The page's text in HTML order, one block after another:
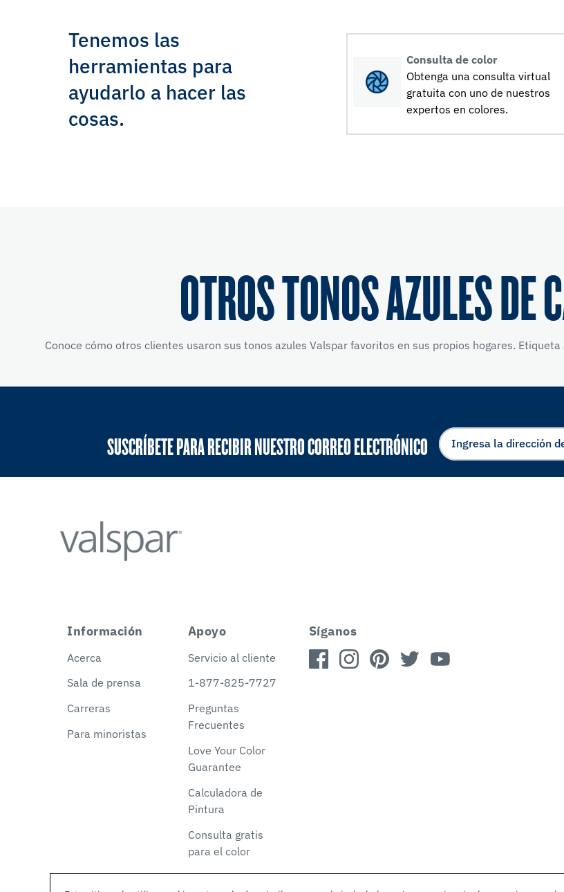
Tenemos las
herramientas para
ayudarlo a hacer las
cosas.
Consulta de color
Obtenga una consulta virtual
gratuita con uno de nuestros
expertos en colores.
OTROS TONOS AZULES DE
Conoce cómo otros clientes usaron sus tonos azules Valspar favoritos en sus propios hogares. Etiqueta
SUSCRÍBETE PARA RECIBIR NUESTRO CORREO ELECTRÓNICO
Información
Acerca
Sala de prensa
Carreras
Para minoristas
Apoyo
Servicio al cliente
1-877-825-7727
Preguntas
Frecuentes
Love Your Color
Guarantee
Calculadora de
Pintura
Consulta gratis
para el color
Síganos